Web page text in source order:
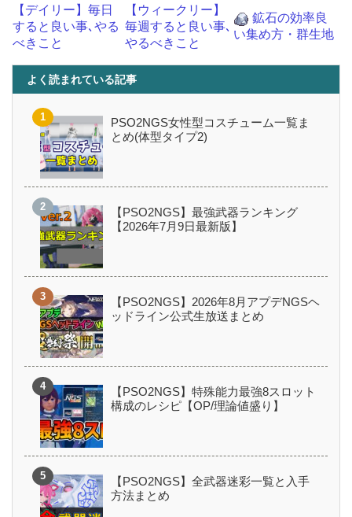
【デイリー】毎日
すると良い事､やる
べきこと
【ウィークリー】
毎週すると良い事､
やるべきこと
鉱石の効率良
い集め方・群生地
よく読まれている記事
PSO2NGS女性型コスチューム一覧ま
とめ(体型タイプ2)
【PSO2NGS】最強武器ランキング
【2026年7月9日最新版】
【PSO2NGS】2026年8月アプデNGSヘ
ッドライン公式生放送まとめ
【PSO2NGS】特殊能力最強8スロット
構成のレシピ【OP/理論値盛り】
【PSO2NGS】全武器迷彩一覧と入手
方法まとめ